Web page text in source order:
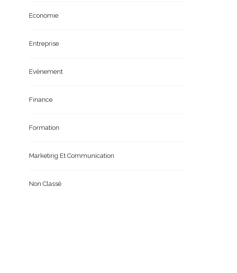
Economie
Entreprise
Evènement
Finance
Formation
Marketing Et Communication
Non Classé